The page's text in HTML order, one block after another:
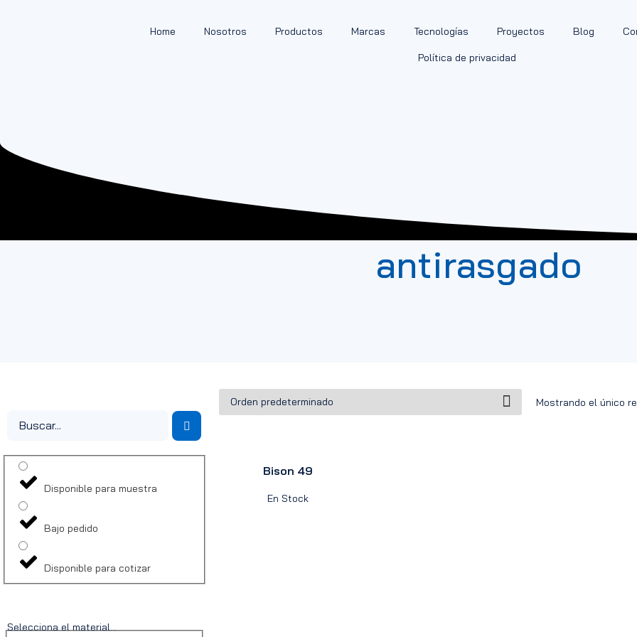
Home Nosotros Productos Marcas Tecnologías Proyectos Blog
Política de privacidad
antirasgado
Disponible para muestra
Bajo pedido
Disponible para cotizar
Selecciona el material...
Mostrando el único
Bison 49
En Stock